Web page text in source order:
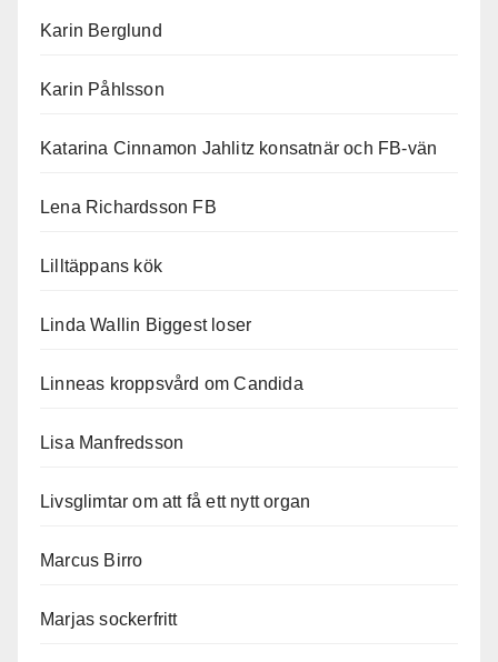
Karin Berglund
Karin Påhlsson
Katarina Cinnamon Jahlitz konsatnär och FB-vän
Lena Richardsson FB
Lilltäppans kök
Linda Wallin Biggest loser
Linneas kroppsvård om Candida
Lisa Manfredsson
Livsglimtar om att få ett nytt organ
Marcus Birro
Marjas sockerfritt